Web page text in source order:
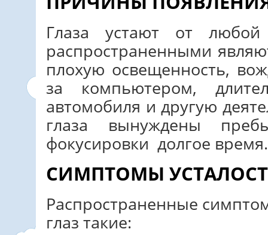
Глаза устают от любой
распространенными
плохую освещенность,
за компьютером,
автомобиля и другую
глаза вынуждены
фокусировки долгое время.
СИМПТОМЫ
Распространенные
глаз такие: